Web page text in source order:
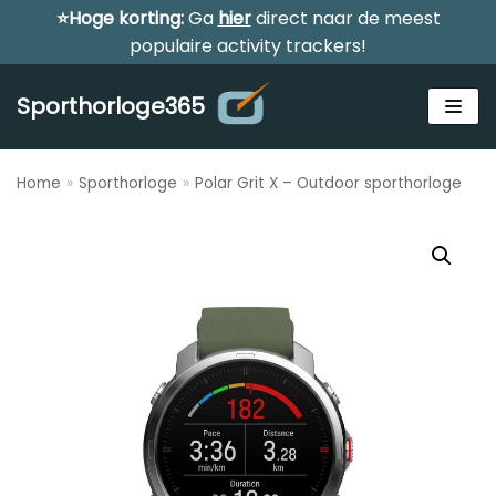
Meteen
inhoud
⭐Hoge korting:Ga hierdirect naar de meest
populaire activity trackers!
Sporthorloge365
Smartwatches
Horloge voor kinderen
Gezondheidshorloge
Home » Sporthorloge » Polar Grit X – Outdoor sporthorloge
Zoeken